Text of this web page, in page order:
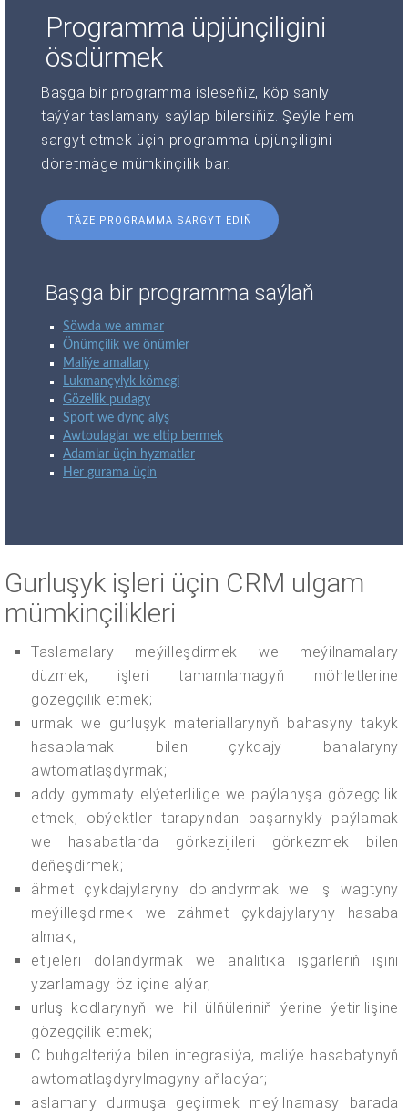
Programma üpjünçiligini
ösdürmek
Başga bir programma isleseňiz, köp sanly
taýýar taslamany saýlap bilersiňiz. Şeýle hem
sargyt etmek üçin programma üpjünçiligini
döretmäge mümkinçilik bar.
TÄZE PROGRAMMA SARGYT EDIŇ
Başga bir programma saýlaň
Söwda we ammar
Önümçilik we önümler
Maliýe amallary
Lukmançylyk kömegi
Gözellik pudagy
Sport we dynç alyş
Awtoulaglar we eltip bermek
Adamlar üçin hyzmatlar
Her gurama üçin
Gurluşyk işleri üçin CRM ulgam
mümkinçilikleri
Taslamalary meýilleşdirmek we meýilnamalary
düzmek, işleri tamamlamagyň möhletlerine
gözegçilik etmek;
urmak we gurluşyk materiallarynyň bahasyny takyk
hasaplamak bilen çykdajy bahalaryny
awtomatlaşdyrmak;
addy gymmaty elýeterlilige we paýlanyşa gözegçilik
etmek, obýektler tarapyndan başarnykly paýlamak
we hasabatlarda görkezijileri görkezmek bilen
deňeşdirmek;
ähmet çykdajylaryny dolandyrmak we iş wagtyny
meýilleşdirmek we zähmet çykdajylaryny hasaba
almak;
etijeleri dolandyrmak we analitika işgärleriň işini
yzarlamagy öz içine alýar;
urluş kodlarynyň we hil ülňüleriniň ýerine ýetirilişine
gözegçilik etmek;
C buhgalteriýa bilen integrasiýa, maliýe hasabatynyň
awtomatlaşdyrylmagyny aňladýar;
aslamany durmuşa geçirmek meýilnamasy barada